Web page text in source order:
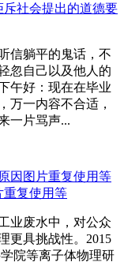
社会提出的道德要
信躺平的鬼话，不
忽自己以及他人的
午好：现在在毕业
万一内容不合适，
一片骂声...
重复使用等
业废水中，对公众
更具挑战性。2015
院等离子体物理研